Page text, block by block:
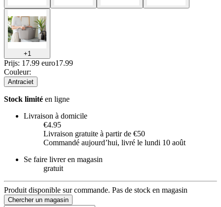
+1
Prijs: 17.99 euro17.99
Couleur:
Antraciet
Stock limité en ligne
Livraison à domicile
€4.95
Livraison gratuite à partir de €50
Commandé aujourdʼhui, livré le lundi 10 août
Se faire livrer en magasin
gratuit
Produit disponible sur commande. Pas de stock en magasin
Chercher un magasin